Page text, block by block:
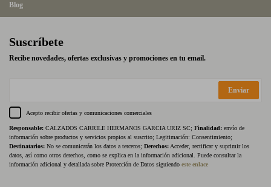
Blog
Suscríbete
Recibe novedades, ofertas exclusivas y promociones en tu email.
Enviar
Acepto recibir ofertas y comunicaciones comerciales
Responsable: CALZADOS CARRILE HERMANOS GARCIA URIZ SC; Finalidad: envío de
información sobre productos y servicios propios al suscrito; Legitimación: Consentimiento;
Destinatarios: No se comunicarán los datos a terceros; Derechos: Acceder, rectificar y suprimir los
datos, así como otros derechos, como se explica en la información adicional. Puede consultar la
información adicional y detallada sobre Protección de Datos siguiendo este enlace